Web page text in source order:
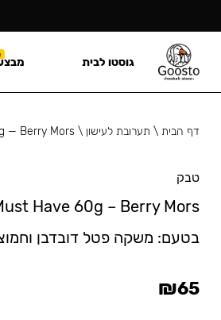
דף הבית\ תערובת לעישון \
— Berry Mors
טבק
Have 60g – Berry Mors
בטעם: משקה פטל דובדבן
₪65
גוסטו לבית